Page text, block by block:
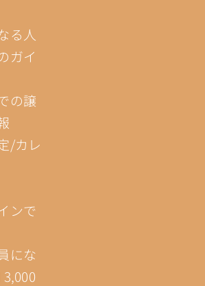
る人
ガイ
の譲
/カレ
ンで
にな
3,000